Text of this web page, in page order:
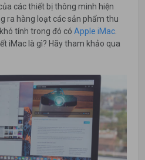
các thiết bị thông minh hiện
ra hàng loạt các sản phẩm thu
tính trong đó có Apple iMac.
iMac là gì? Hãy tham khảo qua